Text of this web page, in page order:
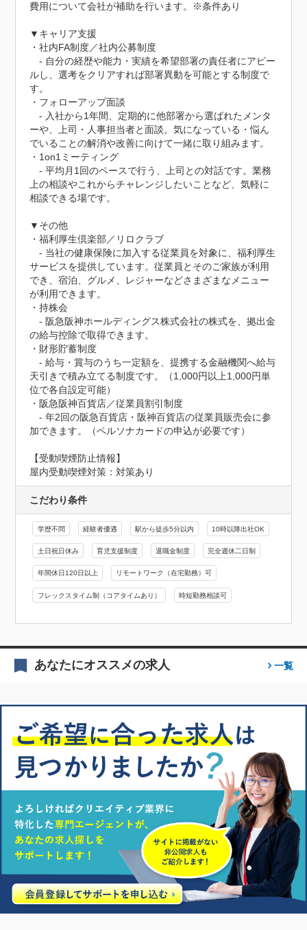
費用について会社が補助を行います。※条件あり
▼キャリア支援
・社内FA制度／社内公募制度
- 自分の経歴や能力・実績を希望部署の責任者にアピー
ルし、選考をクリアすれば部署異動を可能とする制度で
す。
・フォローアップ面談
- 入社から1年間、定期的に他部署から選ばれたメンタ
ーや、上司・人事担当者と面談。気になっている・悩ん
でいることの解消や改善に向けて一緒に取り組みます。
・1on1ミーティング
- 平均月1回のペースで行う、上司との対話です。業務
上の相談やこれからチャレンジしたいことなど、気軽に
相談できる場です。
▼その他
・福利厚生倶楽部／リロクラブ
- 当社の健康保険に加入する従業員を対象に、福利厚生
サービスを提供しています。従業員とそのご家族が利用
でき、宿泊、グルメ、レジャーなどさまざまなメニュー
が利用できます。
・持株会
- 阪急阪神ホールディングス株式会社の株式を、拠出金
の給与控除で取得できます。
・財形貯蓄制度
- 給与・賞与のうち一定額を、提携する金融機関へ給与
天引きで積み立てる制度です。（1,000円以上1,000円単
位で各自設定可能）
・阪急阪神百貨店／従業員割引制度
- 年2回の阪急百貨店・阪神百貨店の従業員販売会に参
加できます。（ペルソナカードの申込が必要です）
【受動喫煙防止情報】
屋内受動喫煙対策：対策あり
こだわり条件
学歴不問 経験者優遇 駅から徒歩5分以内 10時以降出社OK
土日祝日休み 育児支援制度 退職金制度 完全週休二日制
年間休日120日以上 リモートワーク（在宅勤務）可
フレックスタイム制（コアタイムあり） 時短勤務相談可
あなたにオススメの求人 一覧